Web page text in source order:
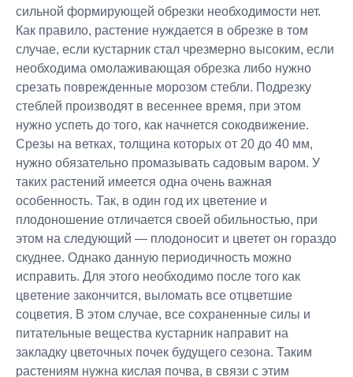
сильной формирующей обрезки необходимости нет.
Как правило, растение нуждается в обрезке в том
случае, если кустарник стал чрезмерно высоким, если
необходима омолаживающая обрезка либо нужно
срезать поврежденные морозом стебли. Подрезку
стеблей производят в весеннее время, при этом
нужно успеть до того, как начнется сокодвижение.
Срезы на ветках, толщина которых от 20 до 40 мм,
нужно обязательно промазывать садовым варом. У
таких растений имеется одна очень важная
особенность. Так, в один год их цветение и
плодоношение отличается своей обильностью, при
этом на следующий ― плодоносит и цветет он гораздо
скуднее. Однако данную периодичность можно
исправить. Для этого необходимо после того как
цветение закончится, выломать все отцветшие
соцветия. В этом случае, все сохраненные силы и
питательные вещества кустарник направит на
закладку цветочных почек будущего сезона. Таким
растениям нужна кислая почва, в связи с этим